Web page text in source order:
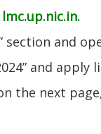
lmc.up.nic.in.
section and
and apply
the next